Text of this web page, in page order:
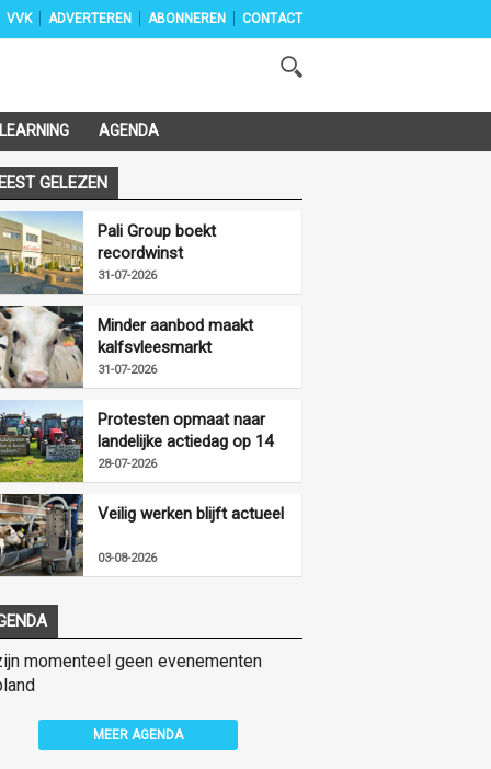
AGENDA
VVK ADVERTEREN ABONNEREN CONTACT
GELEZEN
Pali Group boekt
recordwinst
31-07-2026
Minder aanbod maakt
kalfsvleesmarkt
vriendelijker
31-07-2026
Protesten opmaat naar
landelijke actiedag op 14
augustus
28-07-2026
Veilig werken blijft actueel
03-08-2026
momenteel geen evenementen
MEER AGENDA